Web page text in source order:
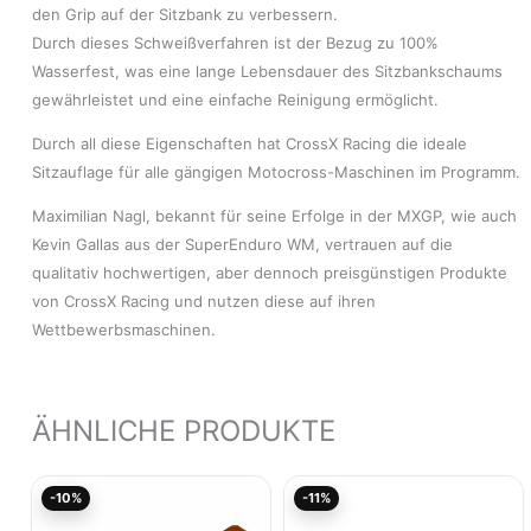
den Grip auf der Sitzbank zu verbessern.
Durch dieses Schweißverfahren ist der Bezug zu 100%
Wasserfest, was eine lange Lebensdauer des Sitzbankschaums
gewährleistet und eine einfache Reinigung ermöglicht.
Durch all diese Eigenschaften hat CrossX Racing die ideale
Sitzauflage für alle gängigen Motocross-Maschinen im Programm.
Maximilian Nagl, bekannt für seine Erfolge in der MXGP, wie auch
Kevin Gallas aus der SuperEnduro WM, vertrauen auf die
qualitativ hochwertigen, aber dennoch preisgünstigen Produkte
von CrossX Racing und nutzen diese auf ihren
Wettbewerbsmaschinen.
ÄHNLICHE PRODUKTE
-10%
Aktueller
-11%